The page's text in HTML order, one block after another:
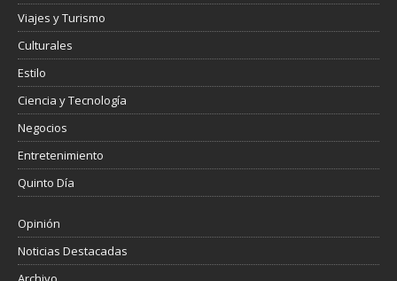
Viajes y Turismo
Culturales
Estilo
Ciencia y Tecnología
Negocios
Entretenimiento
Quinto Día
Opinión
Noticias Destacadas